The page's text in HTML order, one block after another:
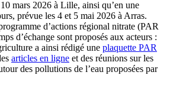
mars 2026 à Lille, ainsi qu’en une
prévue les 4 et 5 mai 2026 à Arras.
d’actions régional nitrate (PAR
d’échange sont proposés aux acteurs :
a ainsi rédigé une plaquette PAR
articles en ligne et des réunions sur les
des pollutions de l’eau proposées par